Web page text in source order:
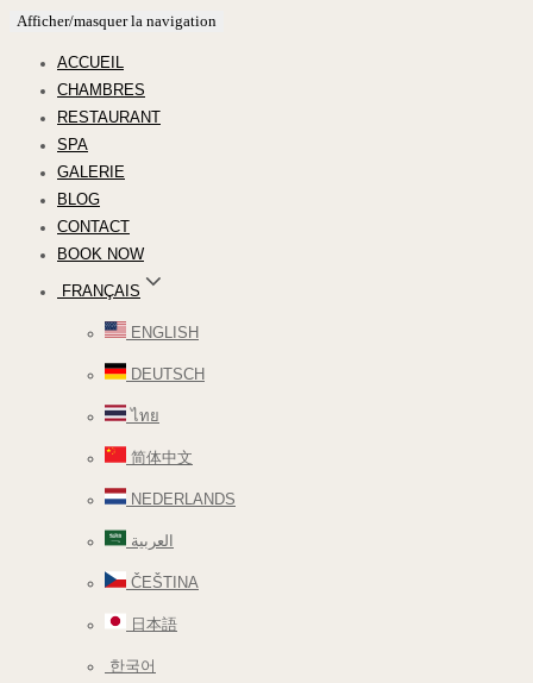
Afficher/masquer la navigation
ACCUEIL
CHAMBRES
RESTAURANT
SPA
GALERIE
BLOG
CONTACT
BOOK NOW
FRANÇAIS
ENGLISH
DEUTSCH
ไทย
简体中文
NEDERLANDS
العربية
ČEŠTINA
日本語
한국어